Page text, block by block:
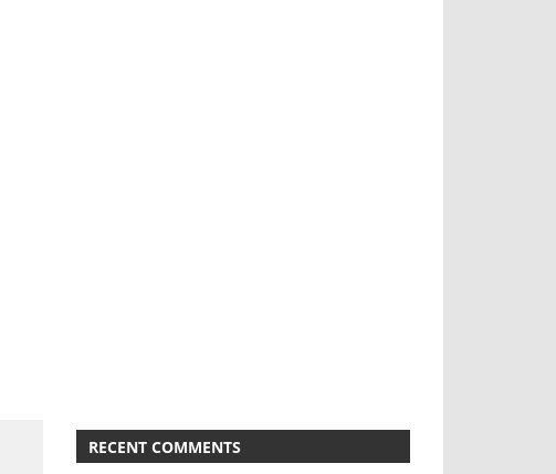
RECENT COMMENTS